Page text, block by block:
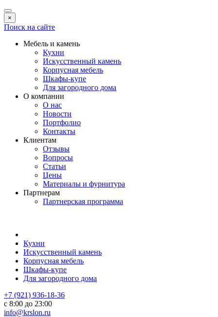
×
Поиск на сайте
Мебель и камень
Кухни
Искусственный камень
Корпусная мебель
Шкафы-купе
Для загородного дома
О компании
О нас
Новости
Портфолио
Контакты
Клиентам
Отзывы
Вопросы
Статьи
Цены
Материалы и фурнитура
Партнерам
Партнерская программа
Кухни
Искусственный камень
Корпусная мебель
Шкафы-купе
Для загородного дома
+7 (921) 936-18-36
с 8:00 до 23:00
info@krslon.ru